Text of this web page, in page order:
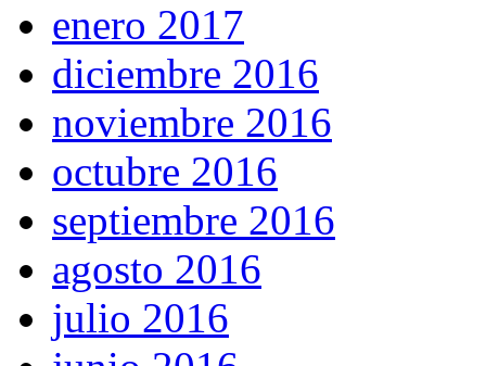
enero 2017
diciembre 2016
noviembre 2016
octubre 2016
septiembre 2016
agosto 2016
julio 2016